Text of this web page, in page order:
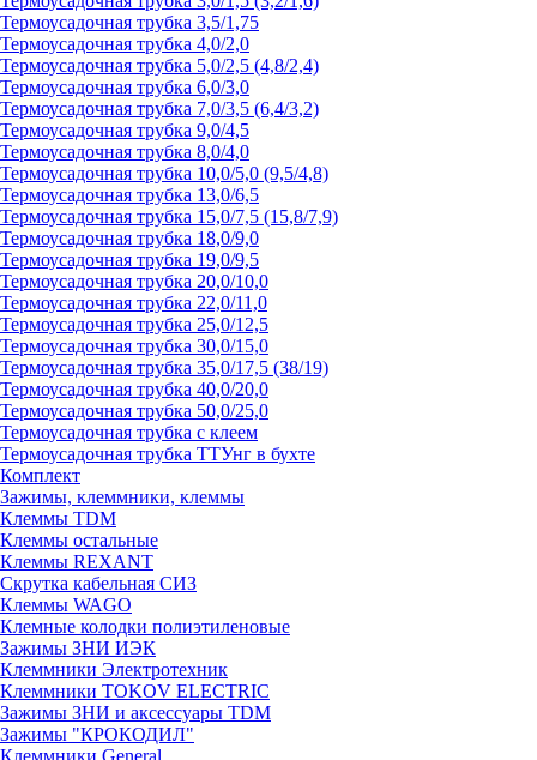
Термоусадочная трубка 3,5/1,75
Термоусадочная трубка 4,0/2,0
Термоусадочная трубка 5,0/2,5 (4,8/2,4)
Термоусадочная трубка 6,0/3,0
Термоусадочная трубка 7,0/3,5 (6,4/3,2)
Термоусадочная трубка 9,0/4,5
Термоусадочная трубка 8,0/4,0
Термоусадочная трубка 10,0/5,0 (9,5/4,8)
Термоусадочная трубка 13,0/6,5
Термоусадочная трубка 15,0/7,5 (15,8/7,9)
Термоусадочная трубка 18,0/9,0
Термоусадочная трубка 19,0/9,5
Термоусадочная трубка 20,0/10,0
Термоусадочная трубка 22,0/11,0
Термоусадочная трубка 25,0/12,5
Термоусадочная трубка 30,0/15,0
Термоусадочная трубка 35,0/17,5 (38/19)
Термоусадочная трубка 40,0/20,0
Термоусадочная трубка 50,0/25,0
Термоусадочная трубка с клеем
Термоусадочная трубка ТТУнг в бухте
Комплект
Зажимы, клеммники, клеммы
Клеммы TDM
Клеммы остальные
Клеммы REXANT
Скрутка кабельная СИЗ
Клеммы WAGO
Клемные колодки полиэтиленовые
Зажимы ЗНИ ИЭК
Клеммники Электротехник
Клеммники TOKOV ELECTRIC
Зажимы ЗНИ и аксессуары TDM
Зажимы "КРОКОДИЛ"
Клеммники General